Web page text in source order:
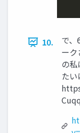
10.
で
ー
の
た